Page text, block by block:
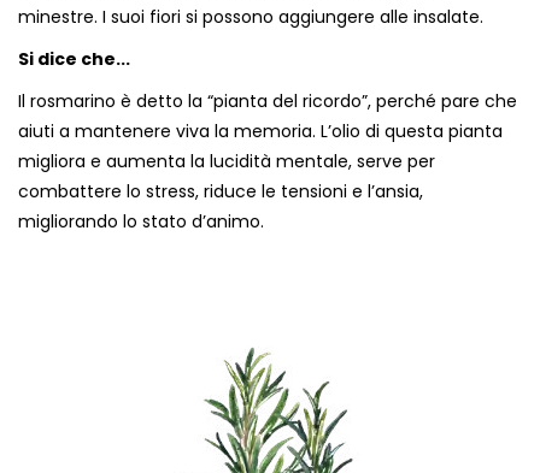
minestre. I suoi fiori si possono aggiungere alle insalate.
Si dice che...
Il rosmarino è detto la “pianta del ricordo”, perché pare che
aiuti a mantenere viva la memoria. L’olio di questa pianta
migliora e aumenta la lucidità mentale, serve per
combattere lo stress, riduce le tensioni e l’ansia,
migliorando lo stato d’animo.